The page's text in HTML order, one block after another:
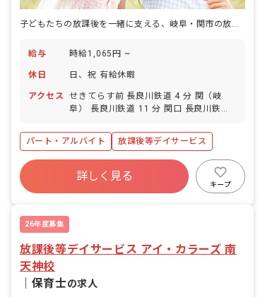
子どもたちの放課後を一緒に支える、岐阜・関市の放課後等デイ保育士
給与 時給1,065円 ~
休日 日、祝 有給休暇
アクセス
せきてらす前 長良川鉄道 4 分 関（岐
阜） 長良川鉄道 11 分 関口 長良川鉄道
パート・アルバイト
放課後等デイサービス
詳しく見る
キープ
26年度募集
放課後等デイサービス アイ・カラーズ 南
天神校
保育士の求人